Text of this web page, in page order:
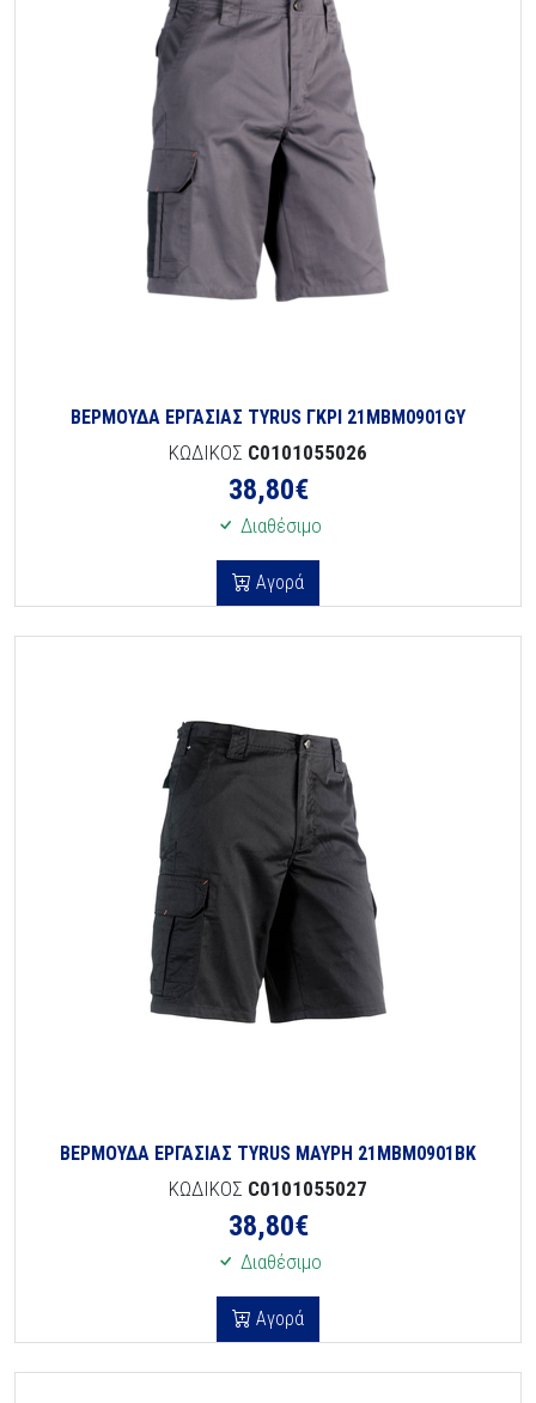
ΒΕΡΜΟΥΔΑ ΕΡΓΑΣΙΑΣ TYRUS ΓΚΡΙ 21MBM0901GY
ΚΩΔΙΚΟΣ C0101055026
38,80€
Διαθέσιμο
Αγορά
ΒΕΡΜΟΥΔΑ ΕΡΓΑΣΙΑΣ TYRUS ΜΑΥΡΗ 21MBM0901BK
ΚΩΔΙΚΟΣ C0101055027
38,80€
Διαθέσιμο
Αγορά